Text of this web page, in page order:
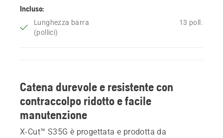
Incluso:
Lunghezza barra
(pollici)
13 poll.
Catena durevole e resistente con
contraccolpo ridotto e facile
manutenzione
X-Cut™ S35G è progettata e prodotta da